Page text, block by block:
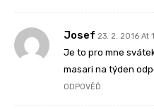
Josef 23. 2. 2016 At
Je to pro mne
masari na týden
ODPOVĚĎ